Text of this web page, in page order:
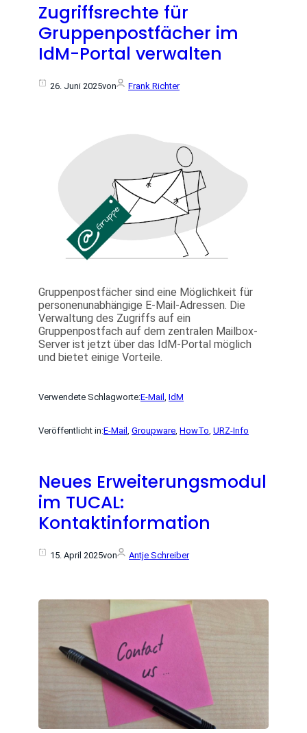
Zugriffsrechte für
Gruppenpostfächer im
IdM-Portal verwalten
26. Juni 2025von Frank Richter
Gruppenpostfächer sind eine Möglichkeit für
personenunabhängige E-Mail-Adressen. Die
Verwaltung des Zugriffs auf ein
Gruppenpostfach auf dem zentralen Mailbox-
Server ist jetzt über das IdM-Portal möglich
und bietet einige Vorteile.
Verwendete Schlagworte:E-Mail IdM
Veröffentlicht in:E-Mail Groupware HowTo URZ-Info
Neues Erweiterungsmodul
im TUCAL:
Kontaktinformation
15. April 2025von Antje Schreiber